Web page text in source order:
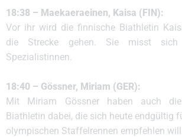
18:38 – Maekaeraeinen, Kaisa (FIN):
Vor ihr wird die finnische Biathletin
die Strecke gehen. Sie misst
Spezialistinnen.
18:40 – Gössner, Miriam (GER):
Mit Miriam Gössner haben auch
Biathletin dabei, die sich heute endgültig
olympischen Staffelrennen empfehlen will.